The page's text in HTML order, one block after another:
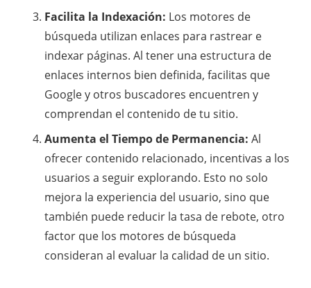
Facilita la Indexación: Los motores de
búsqueda utilizan enlaces para rastrear e
indexar páginas. Al tener una estructura de
enlaces internos bien definida, facilitas que
Google y otros buscadores encuentren y
comprendan el contenido de tu sitio.
Aumenta el Tiempo de Permanencia: Al
ofrecer contenido relacionado, incentivas a los
usuarios a seguir explorando. Esto no solo
mejora la experiencia del usuario, sino que
también puede reducir la tasa de rebote, otro
factor que los motores de búsqueda
consideran al evaluar la calidad de un sitio.